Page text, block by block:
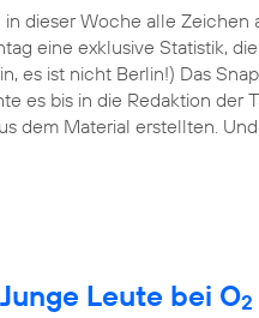
dieser Woche alle Zeichen
eine exklusive Statistik,
es ist nicht Berlin!) Das
es bis in die Redaktion der
dem Material erstellten.
Leute bei O2